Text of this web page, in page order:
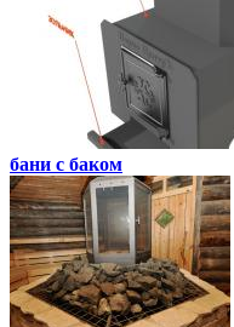
бани с баком